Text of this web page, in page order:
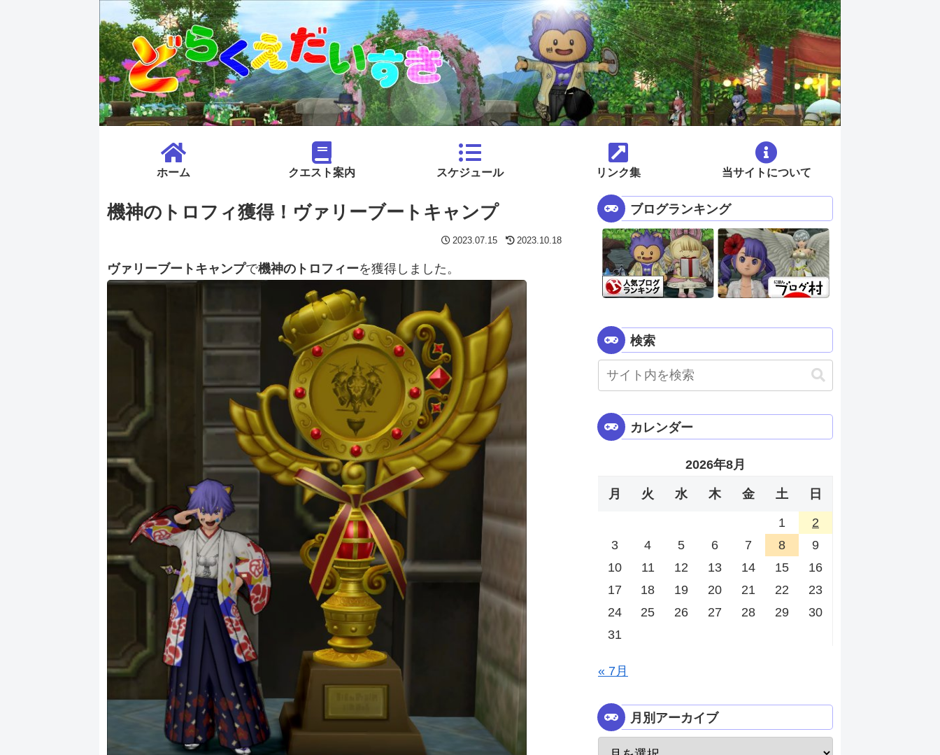
ホーム クエスト案内 スケジュール リンク集 当サイトについて
機神のトロフィ獲得！ヴァリーブートキャンプ
2023.07.15 2023.10.18
ヴァリーブートキャンプで機神のトロフィーを獲得しました。
ブログランキング
検索
カレンダー
2026年8月
月 火 水 木 金 土 日
1
2
3
4 5 6 7 8
9
10
11 12 13 14 15
16
17
18 19 20 21 22
23
24
25 26 27 28 29
30
31
« 7月
月別アーカイブ